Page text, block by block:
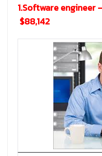
1.Software engineer
$88,142